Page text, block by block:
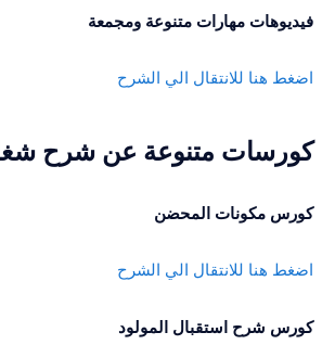
فيديوهات مهارات متنوعة ومجمعة
اضغط هنا للانتقال الي الشرح
كورسات متنوعة عن شرح
كورس مكونات المحضن
اضغط هنا للانتقال الي الشرح
كورس شرح استقبال المولود